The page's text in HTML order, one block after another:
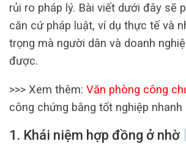
rủi ro pháp lý. Bài viết dưới đây sẽ
căn cứ pháp luật, ví dụ thực tế và
trọng mà người dân và doanh
được.
>>> Xem thêm: Văn phòng công
công chứng bằng tốt nghiệp nhanh
1. Khái niệm hợp đồng ở nhờ